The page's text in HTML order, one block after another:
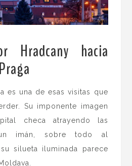
Hradcany hacia
es una de esas visitas que
Su imponente imagen
checa atrayendo las
imán, sobre todo al
silueta iluminada parece